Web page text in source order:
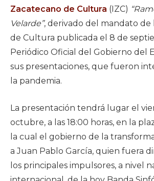
Zacatecano de Cultura (IZC)
Velarde”, derivado del mandato de
de Cultura publicada el 8 de
Periódico Oficial del Gobierno del
sus presentaciones, que fueron
la pandemia.
La presentación tendrá lugar el
octubre, a las 18:00 horas, en la
la cual el gobierno de la
a Juan Pablo García, quien fuera
los principales impulsores, a nivel